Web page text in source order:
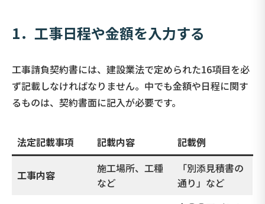
1．工事日程や金額を入力する
工事請負契約書には、建設業法で定められた16項目を必
ず記載しなければなりません。中でも金額や日程に関す
るものは、契約書面に記入が必要です。
法定記載事項 記載内容 記載例
工事内容
施工場所、工種
など
「別添見積書の
通り」など